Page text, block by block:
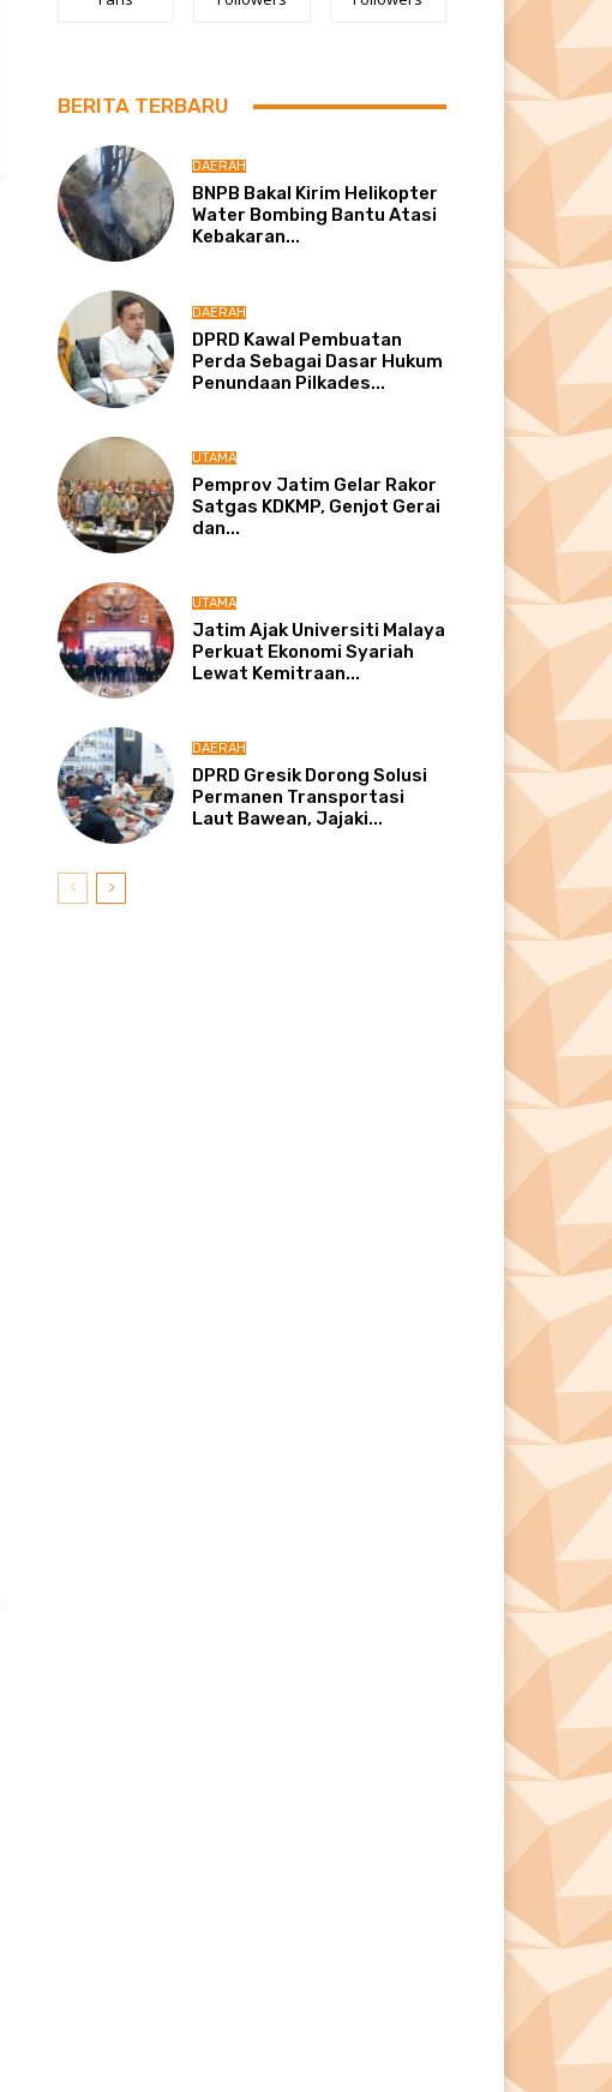
BERITA TERBARU
DAERAH
BNPB Bakal Kirim Helikopter
Water Bombing Bantu Atasi
Kebakaran...
DAERAH
DPRD Kawal Pembuatan
Perda Sebagai Dasar Hukum
Penundaan Pilkades...
UTAMA
Pemprov Jatim Gelar Rakor
Satgas KDKMP, Genjot Gerai
dan...
UTAMA
Jatim Ajak Universiti Malaya
Perkuat Ekonomi Syariah
Lewat Kemitraan...
DAERAH
DPRD Gresik Dorong Solusi
Permanen Transportasi
Laut Bawean, Jajaki...